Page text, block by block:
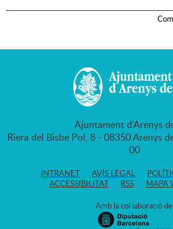
Ajuntament d'Arenys
Riera del Bisbe Pol, 8 - 08350 Arenys
00
INTRANET AVÍS LEGAL
ACCESSIBILITAT
RSS MAPA
Amb la col·laboració